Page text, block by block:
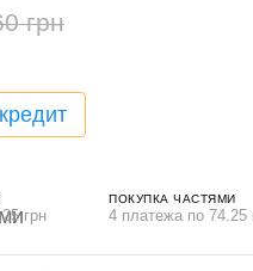
грн
грн
ПОКУПКА ЧАСТЯМИ
4 платежа по 74.25